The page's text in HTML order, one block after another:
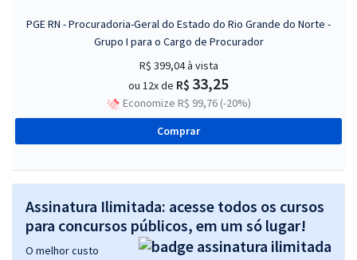
PGE RN - Procuradoria-Geral do Estado do Rio Grande do Norte -
Grupo I para o Cargo de Procurador
R$ 399,04à vista
ou 12x de R$ 33,25
Economize R$ 99,76 (-20%)
Comprar
Assinatura Ilimitada: acesse todos os cursos
para concursos públicos, em um só lugar!
O melhor custo